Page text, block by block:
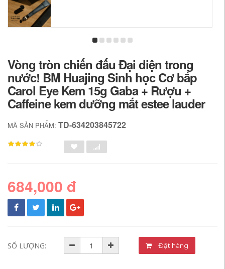
Vòng tròn chiến đấu Đại diện trong
nước! BM Huajing Sinh học Cơ bắp
Carol Eye Kem 15g Gaba + Rượu +
Caffeine kem dưỡng mắt estee lauder
MÃ SẢN PHẨM: TD-634203845722
684,000 đ
SỐ LƯỢNG: Đặt hàng